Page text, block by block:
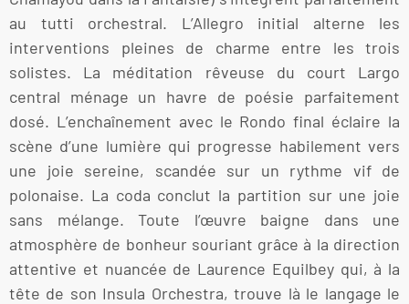
au tutti orchestral. L’Allegro initial alterne les
interventions pleines de charme entre les trois
solistes. La méditation rêveuse du court Largo
central ménage un havre de poésie parfaitement
dosé. L’enchaînement avec le Rondo final éclaire la
scène d’une lumière qui progresse habilement vers
une joie sereine, scandée sur un rythme vif de
polonaise. La coda conclut la partition sur une joie
sans mélange. Toute l’œuvre baigne dans une
atmosphère de bonheur souriant grâce à la direction
attentive et nuancée de Laurence Equilbey qui, à la
tête de son Insula Orchestra, trouve là le langage le